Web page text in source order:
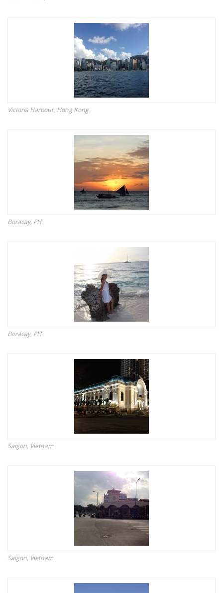
Victoria Harbour, Hong Kong
Boracay, PH
Boracay, PH
Saigon, Vietnam
Saigon, Vietnam